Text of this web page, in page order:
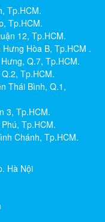
cô bao bọc đóng
Cô Loan
57 Tây Thạnh, Tân Phú
viên nhiệt tình. Chúc
Khôi Nguyên
Tp.HCM.
Tp.HCM.
12, Tp.HCM.
Hòa B, Tp.HCM .
Q.7, Tp.HCM.
Tp.HCM.
Thái Bình, Q.1,
3, Tp.HCM.
Tp.HCM.
Chánh, Tp.HCM.
Hà Nội